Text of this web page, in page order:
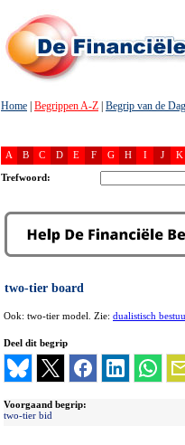
Home Begrippen A-Z Begrip van de Dag
A B C D E F G H I J K
Trefwoord:
two-tier board
Ook: two-tier model. Zie: dualistisch
Deel dit begrip
Voorgaand begrip:
two-tier bid